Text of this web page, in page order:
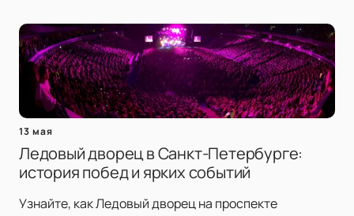
13 мая
Ледовый дворец в Санкт-Петербурге:
история побед и ярких событий
Узнайте, как Ледовый дворец на проспекте